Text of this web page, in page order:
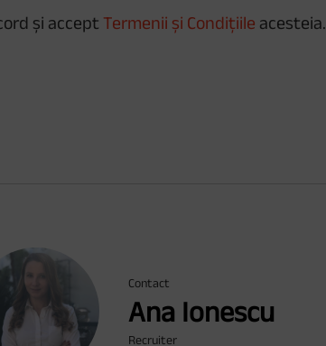
și accept Termenii și Condițiile
Contact
Ana Ionescu
Recruiter